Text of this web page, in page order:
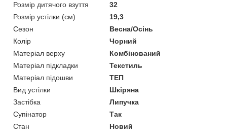
Розмір дитячого взуття
32
Розмір устілки (см)
19,3
Сезон
Весна/Осінь
Колір
Чорний
Матеріал верху
Комбінований
Матеріал підкладки
Текстиль
Матеріал підошви
ТЕП
Вид устілки
Шкіряна
Застібка
Липучка
Супінатор
Так
Стан
Новий